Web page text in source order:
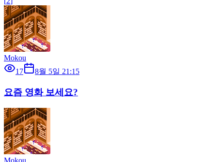
Mokou
17
8월 5일 21:15
요즘 영화 보세요?
Mokou